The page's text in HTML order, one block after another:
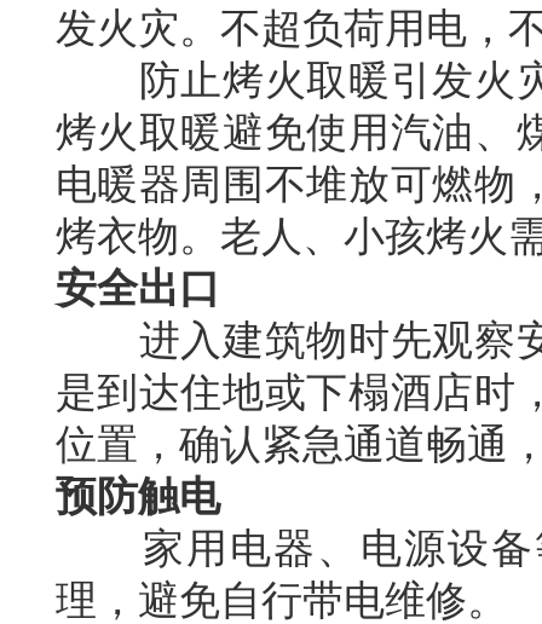
发火灾。不超负荷用电，
防止烤火取暖引发火灾
烤火取暖避免使用汽油、
电暖器周围不堆放可燃物
烤衣物。老人、小孩烤火
安全出口
进入建筑物时先观察安
是到达住地或下榻酒店时
位置，确认紧急通道畅通
预防触电
家用电器、电源设备
理，避免自行带电维修。